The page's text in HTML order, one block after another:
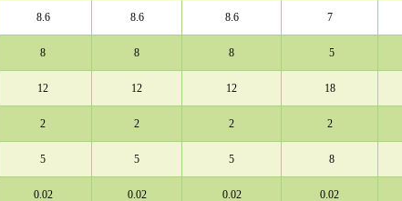
8.6 8.6 8.6 7
8 8 8 5
12 12 12 18
2 2 2 2
5 5 5 8
0.02 0.02 0.02 0.02